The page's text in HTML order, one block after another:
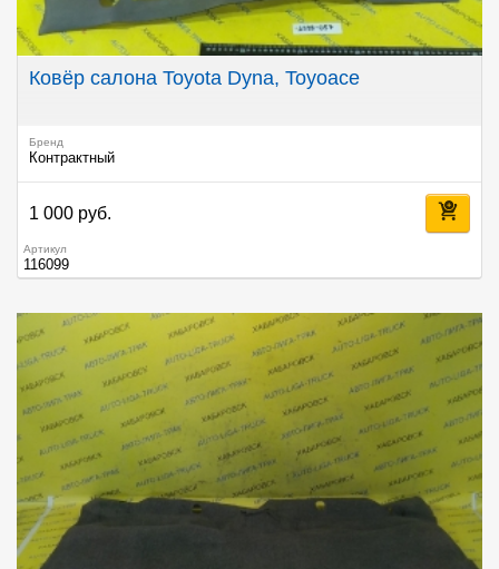
Ковёр салона Toyota Dyna, Toyoace
Бренд
Контрактный
1 000 руб.
Артикул
116099